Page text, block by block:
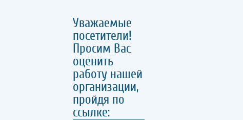
Уважаемые
посетители!
Просим Вас
оценить
работу нашей
организации,
пройдя по
ссылке: